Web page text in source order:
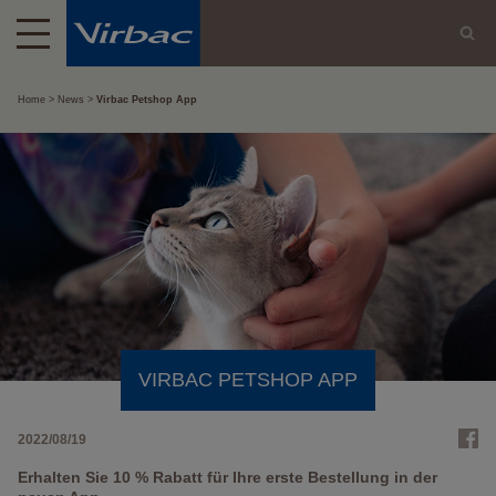
Home News Virbac Petshop App
VIRBAC PETSHOP APP
2022/08/19
Erhalten Sie 10 % Rabatt für Ihre erste Bestellung in der